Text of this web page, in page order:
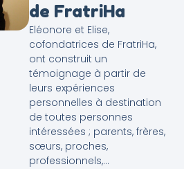
de FratriHa
Eléonore et Elise,
cofondatrices de FratriHa,
ont construit un
témoignage à partir de
leurs expériences
personnelles à destination
de toutes personnes
intéressées ; parents, frères,
sœurs, proches,
professionnels,…